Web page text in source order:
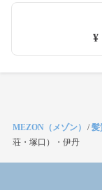
¥
MEZON（メゾン） /髪
荘・塚口）・伊丹